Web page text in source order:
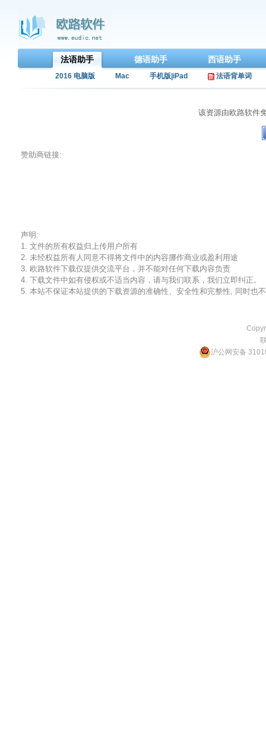
法语助手 德语助手 西语助手
2016 电脑版 Mac 手机版|iPad 法语背单词
该资源由欧路软件
赞助商链接:
声明:
1. 文件的所有权益归上传用户所有
2. 未经权益所有人同意不得将文件中的内容挪作商业或盈利用途
3. 欧路软件下载仅提供交流平台，并不能对任何下载内容负责
4. 下载文件中如有侵权或不适当内容，请与我们联系，我们立即纠正。
5. 本站不保证本站提供的下载资源的准确性、安全性和完整性, 同时也
沪公网安备